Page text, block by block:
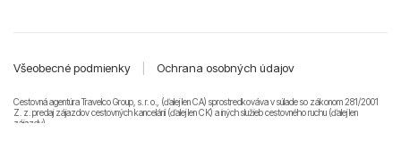
Všeobecné podmienky Ochrana osobných údajov
Cestovná agentúra Travelco Group, s. r. o., (ďalej len CA) sprostredkováva v súlade so zákonom 281/2001
Z. z. predaj zájazdov cestovných kancelárii (ďalej len CK) a iných služieb cestovného ruchu (ďalej len
zájazdy).